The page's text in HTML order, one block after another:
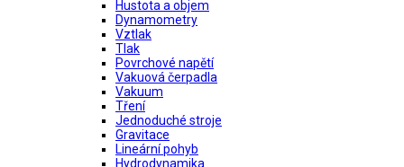
Hustota a objem
Dynamometry
Vztlak
Tlak
Povrchové napětí
Vakuová čerpadla
Vakuum
Tření
Jednoduché stroje
Gravitace
Lineární pohyb
Hydrodynamika